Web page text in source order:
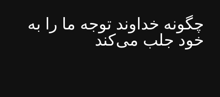
چگونه خداوند توجه ما را به
خود جلب می‌‌کند